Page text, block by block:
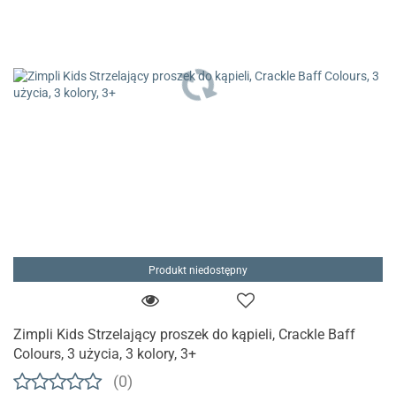
Produkt niedostępny
Zimpli Kids Strzelający proszek do kąpieli, Crackle Baff
Colours, 3 użycia, 3 kolory, 3+
(0)